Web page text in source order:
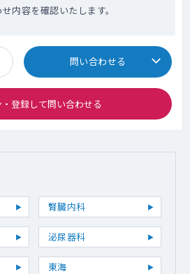
内容を確認いたします。
問い合わせる
登録して問い合わせる
腎臓内科
泌尿器科
東海